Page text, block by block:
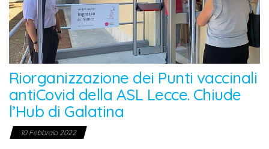
Riorganizzazione dei Punti vaccinali
antiCovid della ASL Lecce. Chiude
l’Hub di Galatina
10 Febbraio 2022